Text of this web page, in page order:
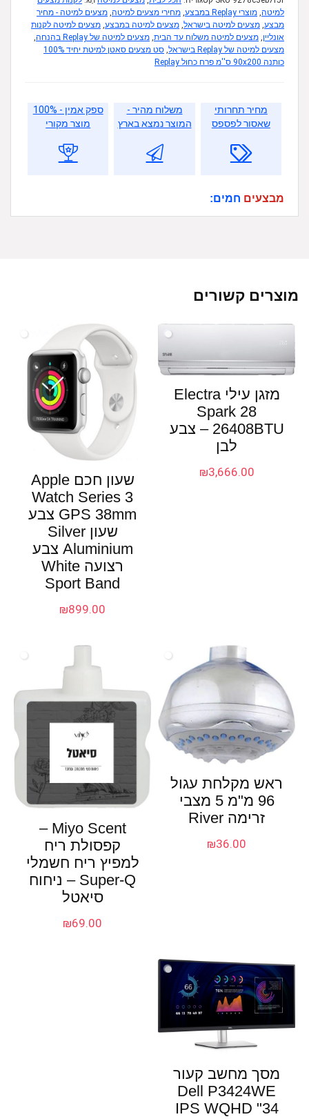
למיטה, מוצרי Replay במבצע , מחירי מצעים למיטה, מצעים למיטה - מחיר
מבצע, מצעים למיטה בישראל, מצעים למיטה במבצע, מצעים למיטה לקנות
אונליין, מצעים למיטה משלוח עד הבית, מצעים למיטה של Replay בהנחה
,
מצעים למיטה של Replay בישראל
,
סט מצעים סאטן למיטת יחיד 100%
כותנה 90x200 ס''מ פרח כחול Replay
מחיר תחרותי
שאסור לפספס
משלוח מהיר -
המוצר נמצא בארץ
ספק אמין - 100%
מוצר מקורי
מבצעים חמים:
מוצרים קשורים
מזגן עילי Electra
Spark 28
26408BTU – צבע
לבן
₪3,666.00
שעון חכם Apple
Watch Series 3
GPS 38mm צבע
שעון Silver
Aluminium צבע
רצועה White
Sport Band
₪899.00
ראש מקלחת עגול
96 מ"מ 5 מצבי
זרימה River
₪36.00
Miyo Scent –
קפסולת ריח
למפיץ ריח חשמלי
Super-Q – ניחוח
סיאטל
₪69.00
מסך מחשב קעור
Dell P3424WE
IPS WQHD "34